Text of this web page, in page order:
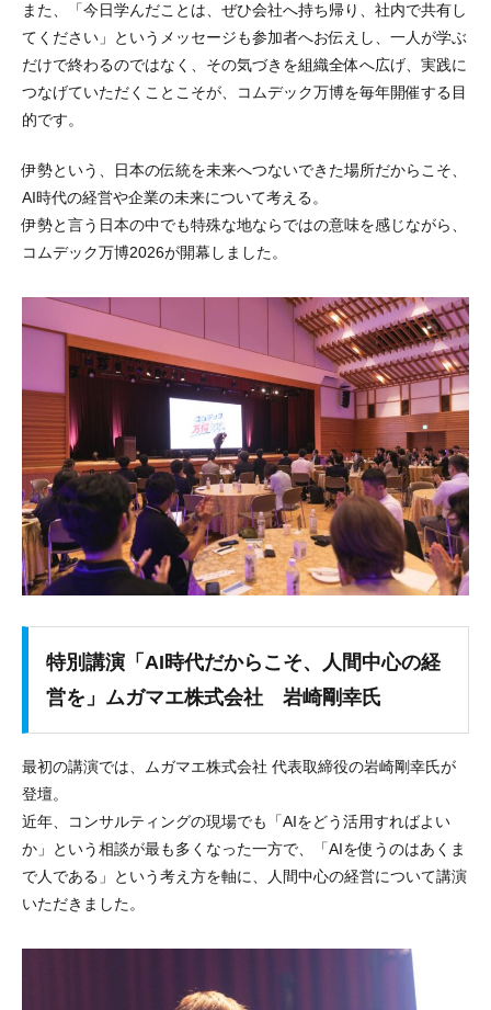
また、「今日学んだことは、ぜひ会社へ持ち帰り、社内で共有し
てください」というメッセージも参加者へお伝えし、一人が学ぶ
だけで終わるのではなく、その気づきを組織全体へ広げ、実践に
つなげていただくことこそが、コムデック万博を毎年開催する目
的です。
伊勢という、日本の伝統を未来へつないできた場所だからこそ、
AI時代の経営や企業の未来について考える。
伊勢と言う日本の中でも特殊な地ならではの意味を感じながら、
コムデック万博2026が開幕しました。
特別講演「AI時代だからこそ、人間中心の経
営を」ムガマエ株式会社 岩崎剛幸氏
最初の講演では、ムガマエ株式会社 代表取締役の岩崎剛幸氏が
登壇。
近年、コンサルティングの現場でも「AIをどう活用すればよい
か」という相談が最も多くなった一方で、「AIを使うのはあくま
で人である」という考え方を軸に、人間中心の経営について講演
いただきました。